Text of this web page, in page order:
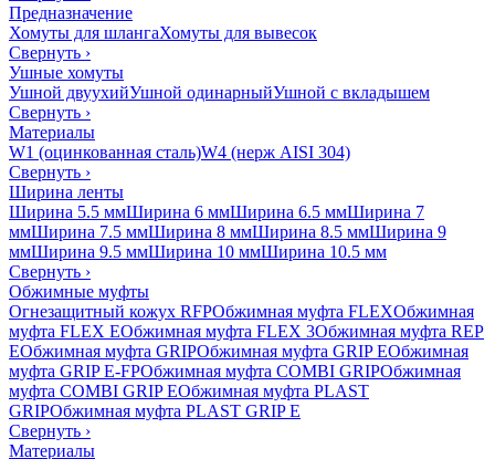
Предназначение
Хомуты для шлангаХомуты для вывесок
Свернуть ›
Ушные хомуты
Ушной двуухийУшной одинарныйУшной с вкладышем
Свернуть ›
Материалы
W1 (оцинкованная сталь)W4 (нерж AISI 304)
Свернуть ›
Ширина ленты
Ширина 5.5 ммШирина 6 ммШирина 6.5 ммШирина 7
ммШирина 7.5 ммШирина 8 ммШирина 8.5 ммШирина 9
ммШирина 9.5 ммШирина 10 ммШирина 10.5 мм
Свернуть ›
Обжимные муфты
Огнезащитный кожух RFPОбжимная муфта FLEXОбжимная
муфта FLEX EОбжимная муфта FLEX 3Обжимная муфта REP
EОбжимная муфта GRIPОбжимная муфта GRIP EОбжимная
муфта GRIP E-FPОбжимная муфта COMBI GRIPОбжимная
муфта COMBI GRIP EОбжимная муфта PLAST
GRIPОбжимная муфта PLAST GRIP E
Свернуть ›
Материалы